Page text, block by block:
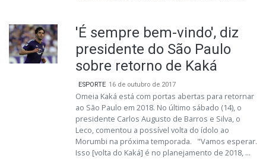
'É sempre bem-vindo', diz
presidente do São Paulo
sobre retorno de Kaká
ESPORTE 16 de outubro de 2017
Omeia Kaká está com portas abertas para retornar
ao São Paulo em 2018. No último sábado (14), o
presidente Carlos Augusto de Barros e Silva, o
Leco, comentou a possível volta do ídolo ao
Morumbi na próxima temporada. "Vamos esperar.
Isso [volta do Kaká] é no planejamento de 2018, ...